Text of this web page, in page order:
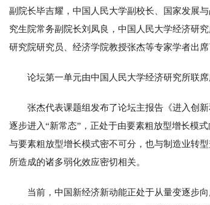
副院长毕吉耀，中国人民大学副校长、国家发展
究生院常务副院长刘凤良，中国人民大学经济研
研究院研究员、经济学院教授张杰等专家学者出席
论坛第一单元由中国人民大学经济研究所联
张杰代表课题组发布了论坛主报告《进入创
逐步进入“新常态”，正处于由要素粗放型增长模
与要素粗放型增长模式密不可分，也与制造业转
所造成的诸多弱化效应密切相关。
当前，中国新经济新动能正处于从量变逐步